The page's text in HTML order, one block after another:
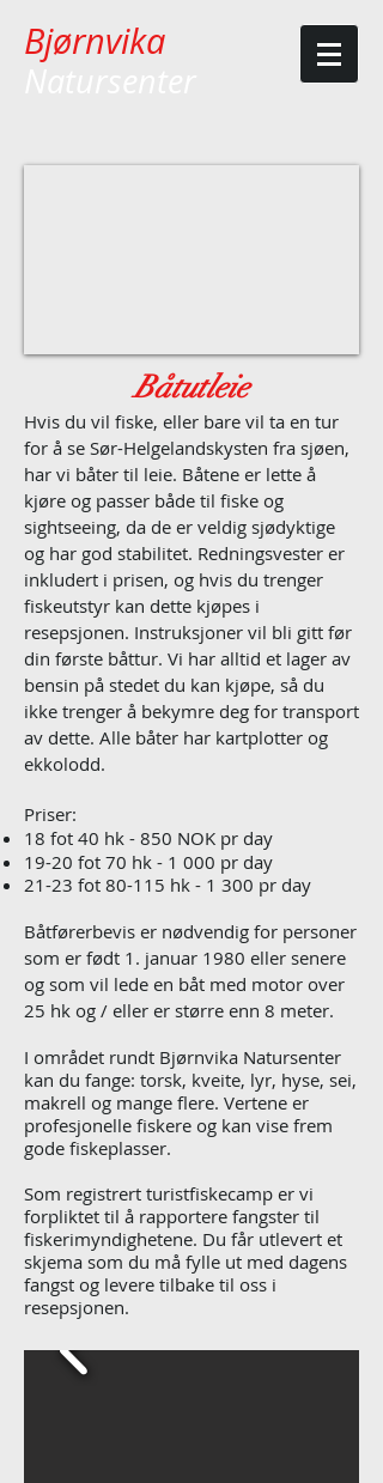
Bjørnvika
Båtutleie
Hvis du vil fiske, eller bare vil ta en tur
for å se Sør-Helgelandskysten fra sjøen,
har vi båter til leie. Båtene er lette å
kjøre og passer både til fiske og
sightseeing, da de er veldig sjødyktige
og har god stabilitet. Redningsvester er
inkludert i prisen, og hvis du trenger
fiskeutstyr kan dette kjøpes i
resepsjonen. Instruksjoner vil bli gitt før
din første båttur. Vi har alltid et lager av
bensin på stedet du kan kjøpe, så du
ikke trenger å bekymre deg for transport
av dette. Alle båter har kartplotter og
ekkolodd.
Priser:
18 fot 40 hk - 850 NOK pr day
19-20 fot 70 hk - 1 000 pr day
21-23 fot 80-115 hk - 1 300 pr day
Båtførerbevis er nødvendig for personer
som er født 1. januar 1980 eller senere
og som vil lede en båt med motor over
25 hk og / eller er større enn 8 meter.
I området rundt Bjørnvika Natursenter
kan du fange: torsk, kveite, lyr, hyse, sei,
makrell og mange flere. Vertene er
profesjonelle fiskere og kan vise frem
gode fiskeplasser.
Som registrert turistfiskecamp er vi
forpliktet til å rapportere fangster til
fiskerimyndighetene. Du får utlevert et
skjema som du må fylle ut med dagens
fangst og levere tilbake til oss i
resepsjonen.